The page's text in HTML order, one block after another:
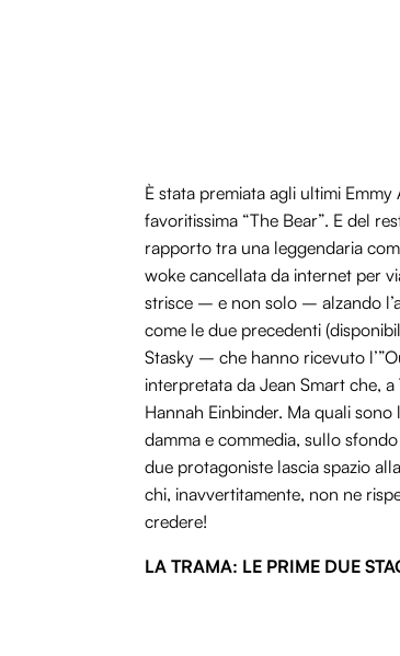
È stata premiata agli ultimi
favoritissima “The Bear”. E del
rapporto tra una leggendaria
woke cancellata da internet per
strisce – e non solo – alzando
come le due precedenti
Stasky – che hanno ricevuto
interpretata da Jean Smart che,
Hannah Einbinder. Ma quali
damma e commedia, sullo
due protagoniste lascia spazio
chi, inavvertitamente, non ne
credere!
LA TRAMA: LE PRIME DUE